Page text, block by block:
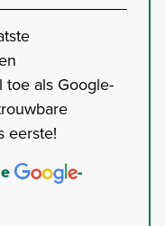
toe als Google-
eerste!
-